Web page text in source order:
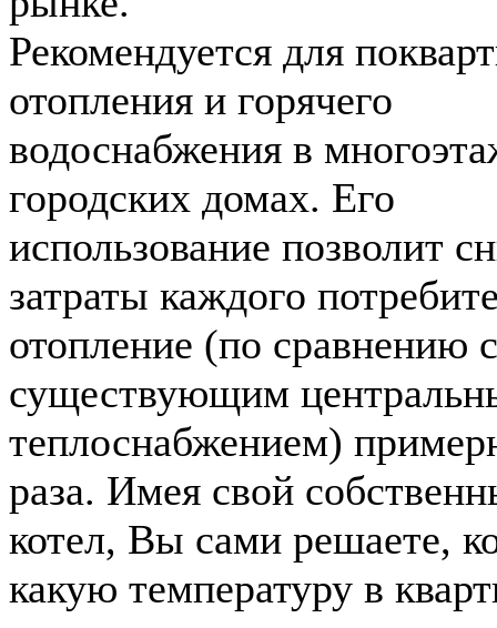
Рекомендуется для
отопления и горячего
водоснабжения в
городских домах. Его
использование позволит
затраты каждого
отопление (по сравнению с
существующим
теплоснабжением)
раза. Имея свой
котел, Вы сами решаете,
какую температуру в